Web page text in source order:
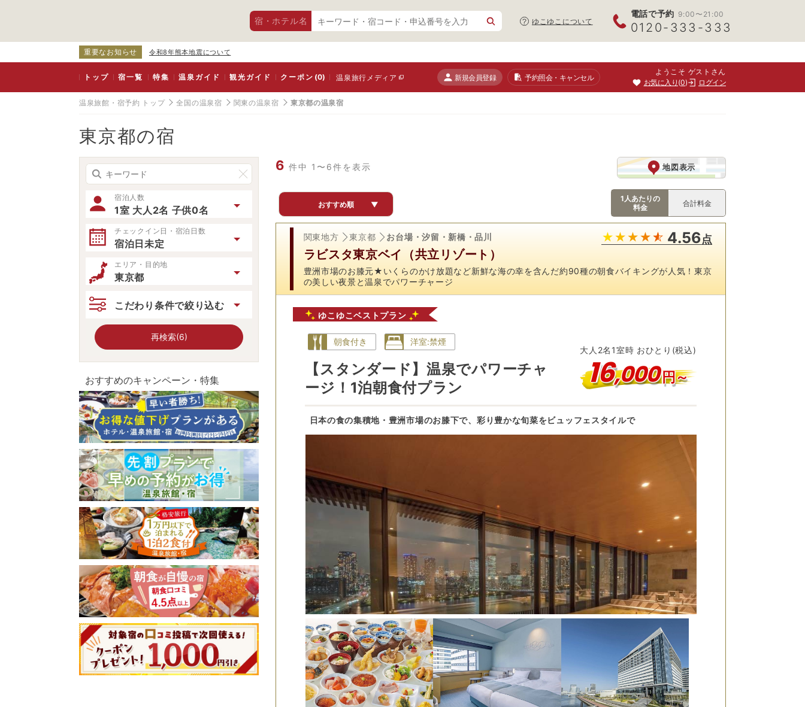
宿・ホテル名 ゆこゆこについて
電話で予約 9:00〜21:00
0120-333-333
重要なお知らせ 令和8年熊本地震について
トップ 宿一覧 特集 温泉ガイド 観光ガイド クーポン(0) 温泉旅行メディア 新規会員登録 予約照会・キャンセル
ようこそ ゲストさん
お気に入り 0 ログイン
温泉旅館・宿予約 トップ 全国の温泉宿 関東の温泉宿 東京都の温泉宿
東京都の宿
宿泊人数
1室 大人2名 子供0名
チェックイン日・宿泊日数
宿泊日未定
エリア・目的地
東京都
こだわり条件で絞り込む
再検索(6)
おすすめのキャンペーン・特集
6 件中 1〜6件を表示 地図表示
おすすめ順 ▼
1人あたりの
料金
合計料金
関東地方 東京都 お台場・汐留・新橋・品川 4.56点
ラビスタ東京ベイ（共立リゾート）
豊洲市場のお膝元★いくらのかけ放題など新鮮な海の幸を含んだ約90種の朝食バイキングが人気！東京
の美しい夜景と温泉でパワーチャージ
ゆこゆこベストプラン
朝食付き 洋室:禁煙
【スタンダード】温泉でパワーチャ
ージ！1泊朝食付プラン
大人 2名 1室時 おひとり(税込)
16,000円～
日本の食の集積地・豊洲市場のお膝下で、彩り豊かな旬菜をビュッフェスタイルで